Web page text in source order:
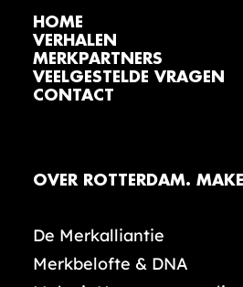
HOME
VERHALEN
MERKPARTNERS
VEELGESTELDE VRAGEN
CONTACT
OVER ROTTERDAM.
De Merkalliantie
Merkbelofte & DNA